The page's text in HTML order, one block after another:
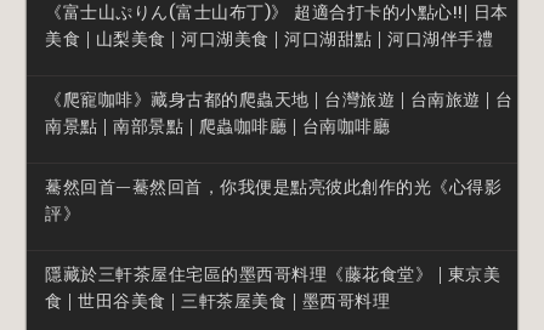
《富士山ぷりん(富士山布丁)》 超適合打卡的小點心!!| 日本
美食 | 山梨美食 | 河口湖美食 | 河口湖甜點 | 河口湖伴手禮
《爬寵咖啡》藏身古都的爬蟲天地 | 台灣旅遊 | 台南旅遊 | 台
南景點 | 南部景點 | 爬蟲咖啡廳 | 台南咖啡廳
驀然回首—驀然回首，你我便是點亮彼此創作的光《心得影
評》
隱藏於三軒茶屋住宅區的墨西哥料理《藤花食堂》 | 東京美
食 | 世田谷美食 | 三軒茶屋美食 | 墨西哥料理